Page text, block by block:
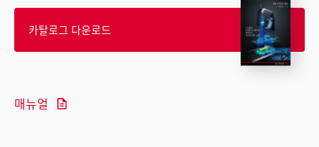
카탈로그 다운로드
매뉴얼